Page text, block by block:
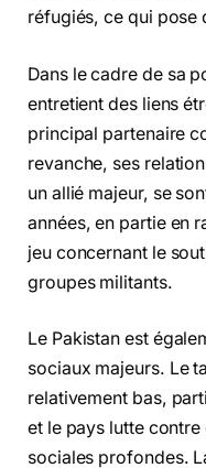
réfugiés, ce qui pose
Dans le cadre de sa
entretient des liens
principal partenaire
revanche, ses
un allié majeur, se
années, en partie en
jeu concernant le
groupes militants.
Le Pakistan est
sociaux majeurs. Le
relativement bas,
et le pays lutte
sociales profondes.